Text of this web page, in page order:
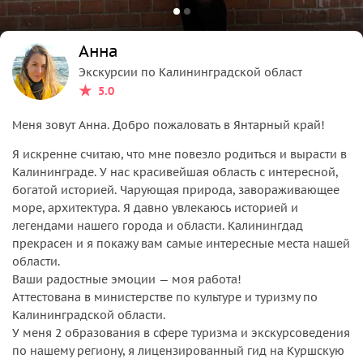
Анна
Экскурсии по Калининградской област
5.0
Меня зовут Анна. Добро пожаловать в Янтарный край!
Я искренне считаю, что мне повезло родиться и вырасти в
Калининграде. У нас красивейшая область с интересной,
богатой историей. Чарующая природа, завораживающее
море, архитектура. Я давно увлекаюсь историей и
легендами нашего города и области. Калинингдад
прекрасен и я покажу вам самые интересные места нашей
области.
Ваши радостные эмоции — моя работа!
Аттестована в министерстве по культуре и туризму по
Калининградской области.
У меня 2 образования в сфере туризма и экскурсоведения
по нашему региону, я лицензированный гид на Куршскую